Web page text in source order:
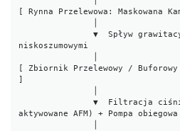
[ Rynna Przelewowa: Maskowana
               ▼  Spływ grawitacyjny rurami
niskoszumowymi
[ Zbiornik Przelewowy /
               ▼  Filtracja ciśnieniowa (Szkło
aktywowane AFM) + Pompa obiegowa